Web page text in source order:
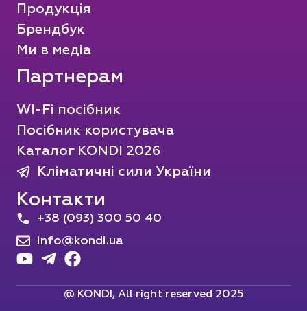
Продукція
Брендбук
Ми в медіа
Партнерам
WI-Fi посібник
Посібник користувача
Каталог KONDI 2026
Кліматичні сили України
Контакти
+38 (093) 300 50 40
info@kondi.ua
@ KONDI, All right reserved 2025